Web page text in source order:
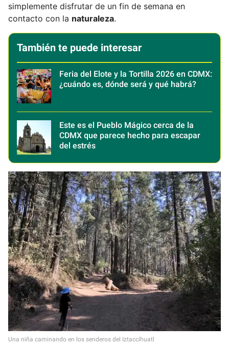
simplemente disfrutar de un fin de semana en
contacto con la naturaleza.
También te puede interesar
Feria del Elote y la Tortilla 2026 en CDMX:
¿cuándo es, dónde será y qué habrá?
Este es el Pueblo Mágico cerca de la
CDMX que parece hecho para escapar
del estrés
Una niña caminando en los senderos del Iztaccíhuatl